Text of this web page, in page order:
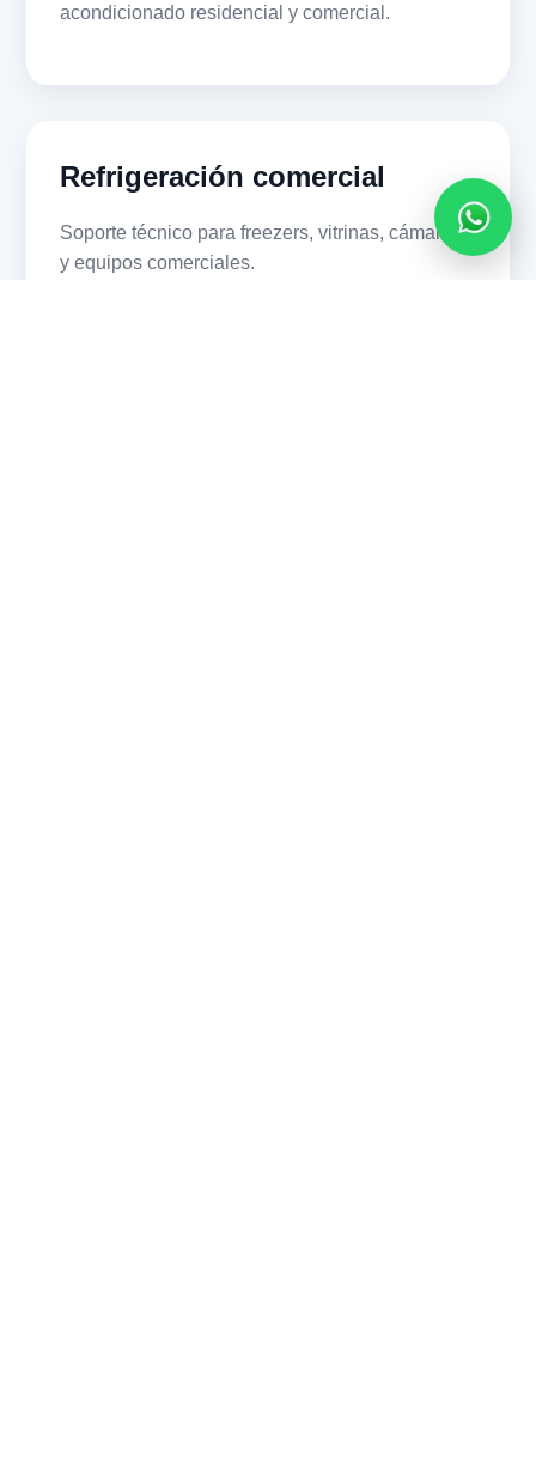
acondicionado residencial y comercial.
Refrigeración comercial
Soporte técnico para freezers, vitrinas, cámaras
y equipos comerciales.